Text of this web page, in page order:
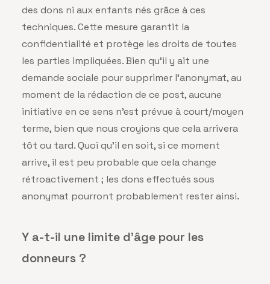
des dons ni aux enfants nés grâce à ces
techniques. Cette mesure garantit la
confidentialité et protège les droits de toutes
les parties impliquées. Bien qu’il y ait une
demande sociale pour supprimer l’anonymat, au
moment de la rédaction de ce post, aucune
initiative en ce sens n’est prévue à court/moyen
terme, bien que nous croyions que cela arrivera
tôt ou tard. Quoi qu’il en soit, si ce moment
arrive, il est peu probable que cela change
rétroactivement ; les dons effectués sous
anonymat pourront probablement rester ainsi.
Y a-t-il une limite d’âge pour les
donneurs ?